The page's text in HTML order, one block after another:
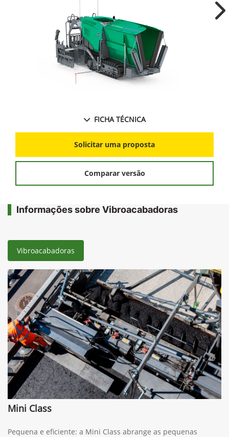
FICHA TÉCNICA
Solicitar uma proposta
Comparar versão
Informações sobre Vibroacabadoras
Vibroacabadoras
Mini Class
Pequena e eficiente: a Mini Class abrange as pequenas